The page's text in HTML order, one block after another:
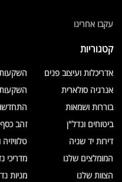
עקבו אחרינו
קטגוריות
אדריכלות ועיצוב פנים
אנרגיה סולארית
בוררות ושמאות
ביטוחים ונדל"ן
דירות יד שניה
המומלצים שלנו
הצוות שלנו
זהב כסף
מדריכי
מניות